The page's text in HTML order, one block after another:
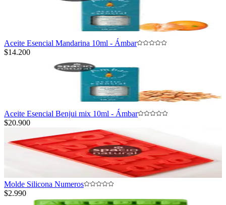
Aceite Esencial Mandarina 10ml - Ámbar
$14.200
Aceite Esencial Benjui mix 10ml - Ámbar
$20.900
Molde Silicona Numeros
$2.990